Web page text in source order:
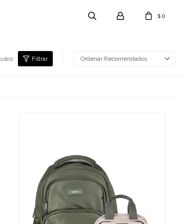
$ 0
Recomendados